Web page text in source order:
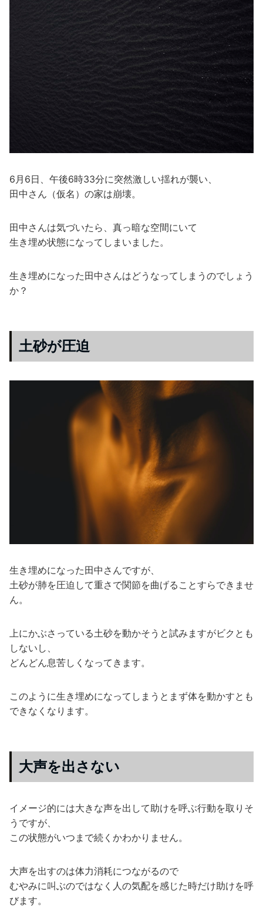
6月6日、午後6時33分に突然激しい揺れが襲い、
田中さん（仮名）の家は崩壊。
田中さんは気づいたら、真っ暗な空間にいて
生き埋め状態になってしまいました。
生き埋めになった田中さんはどうなってしまうのでしょう
か？
土砂が圧迫
生き埋めになった田中さんですが、
土砂が肺を圧迫して重さで関節を曲げることすらできませ
ん。
上にかぶさっている土砂を動かそうと試みますがビクとも
しないし、
どんどん息苦しくなってきます。
このように生き埋めになってしまうとまず体を動かすとも
できなくなります。
大声を出さない
イメージ的には大きな声を出して助けを呼ぶ行動を取りそ
うですが、
この状態がいつまで続くかわかりません。
大声を出すのは体力消耗につながるので
むやみに叫ぶのではなく人の気配を感じた時だけ助けを呼
びます。